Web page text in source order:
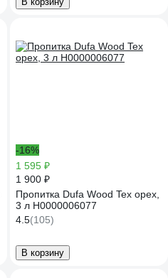
-16%
1 595 ₽
1 900 ₽
Пропитка Dufa Wood Tex орех,
3 л Н0000006077
4.5(105)
В корзину